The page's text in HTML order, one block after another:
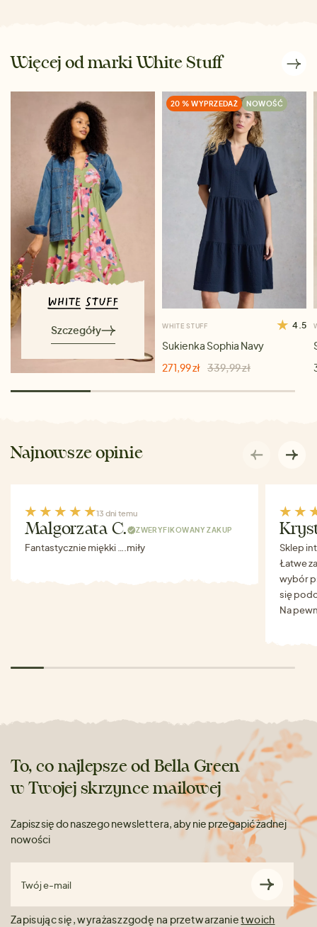
Więcej od marki White Stuff
Szczegóły
20 % WYPRZEDAŻ NOWOŚĆ
WHITE STUFF 4.5
Sukienka Sophia Navy
271,99 zł 339,99 zł
Najnowsze opinie
13 dni temu
Malgorzata C. ZWERYFIKOWANY ZAKUP
Fantastycznie miękki ….miły
Sklep
Łatwe
wybór
się
Na
To, co najlepsze od Bella Green
w Twojej skrzynce mailowej
Zapisz się do naszego newslettera, aby nie przegapić żadnej
nowości
Twój e-mail
Zapisując się, wyrażasz zgodę na przetwarzanietwoich